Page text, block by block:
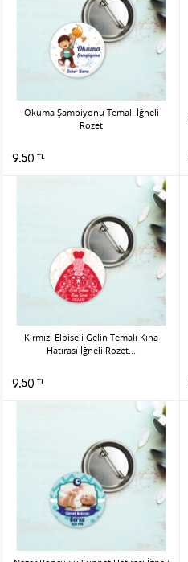
Okuma Şampiyonu Temalı İğneli
Rozet
9.50 TL
Kırmızı Elbiseli Gelin Temalı Kına
Hatırası İğneli Rozet...
9.50 TL